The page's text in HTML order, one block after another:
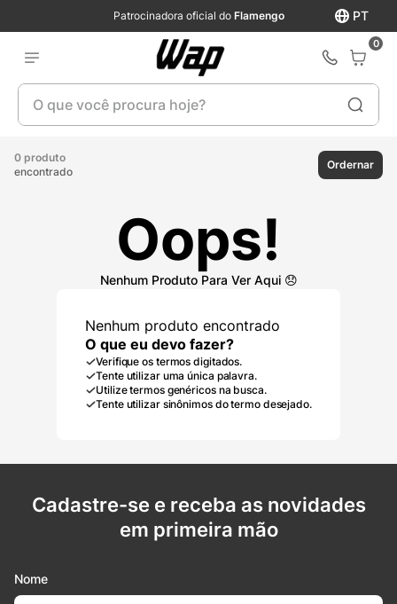
PT
Patrocinadora oficial do Flamengo
0
O que você procura hoje?
0 produto
encontrado
Ordernar
Oops!
Nenhum produto encontrado
O que eu devo fazer?
Verifique os termos digitados.
Tente utilizar uma única palavra.
Utilize termos genéricos na busca.
Tente utilizar sinônimos do termo desejado.
Cadastre-se e receba as novidades
em primeira mão
Nome